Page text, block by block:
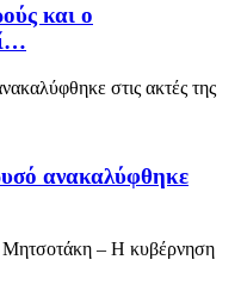
και ο
ανακαλύφθηκε